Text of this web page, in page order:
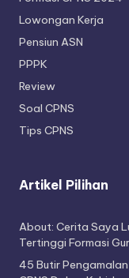
Lowongan Kerja
Pensiun ASN
PPPK
Review
Soal CPNS
Tips CPNS
Artikel Pilihan
About: Cerita Saya
Tertinggi Formasi
45 Butir